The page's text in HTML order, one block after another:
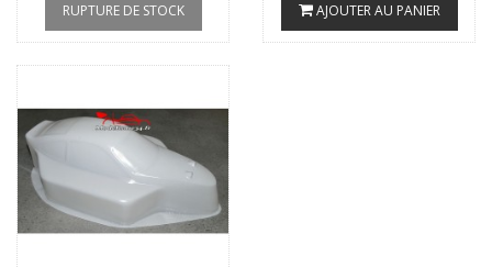
RUPTURE DE STOCK AJOUTER AU PANIER